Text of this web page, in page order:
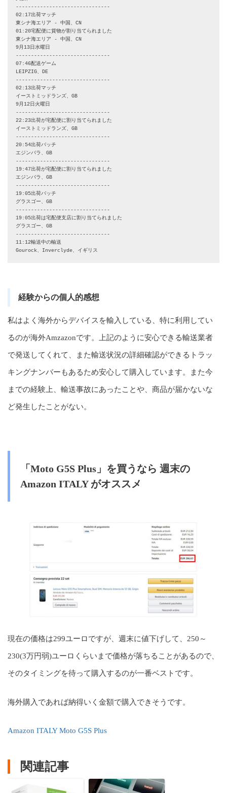
-------------------------------
02:17出荷マッチ
東シナ海エリア - 中国、CN
01:20宅配便に貨物が割り当てられました
東シナ海エリア - 中国、CN
9月13日水曜日
-------------------------------
07:46配送ゲーム
LEIPZIG、DE
-------------------------------
02:13出荷マッチ
イーストミッドランズ、GB
9月12日火曜日
-------------------------------
22:23出荷が宅配便に割り当てられました
イーストミッドランズ、GB
-------------------------------
20:54出荷バッチ
エジンバラ、GB
-------------------------------
19:47出荷が宅配便に割り当てられました
エジンバラ、GB
-------------------------------
19:05出荷バッチ
グラスゴー、GB
-------------------------------
19:05出荷は宅配便支店に割り当てられました
グラスゴー、GB
-------------------------------
11:12輸送中の輸送
経験からの個人的感想
私はよく海外からデバイスを輸入している、特に利用してい
るのが海外Amzazonです。上記のように安心できる輸送業者
で発送してくれて、また輸送状況の詳細確認ができるトラッ
キングナンバーもあるため安心して購入しています。また今
までの経験上、輸送事故にあったことや、商品が届かないな
ど発生したことがない。
「Moto G5S Plus」を買うなら 週末の
Amazon ITALY がオススメ
現在の価格は299ユーロですが、週末に値下げして、250～
230(3万円弱)ユーロくらいまで価格が落ちることがあるので、
そのタイミングを待って購入するのが一番ベストです。
海外購入であれば納得いく金額で購入できそうです。
Amazon ITALY Moto G5S Plus
関連記事